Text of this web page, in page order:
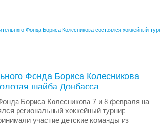
Фонда Бориса Колесникова состоялся хоккейный
Фонда Бориса Колесникова
шайба Донбасса
Бориса Колесникова 7 и 8 февраля на
региональный хоккейный турнир
участие детские команды из